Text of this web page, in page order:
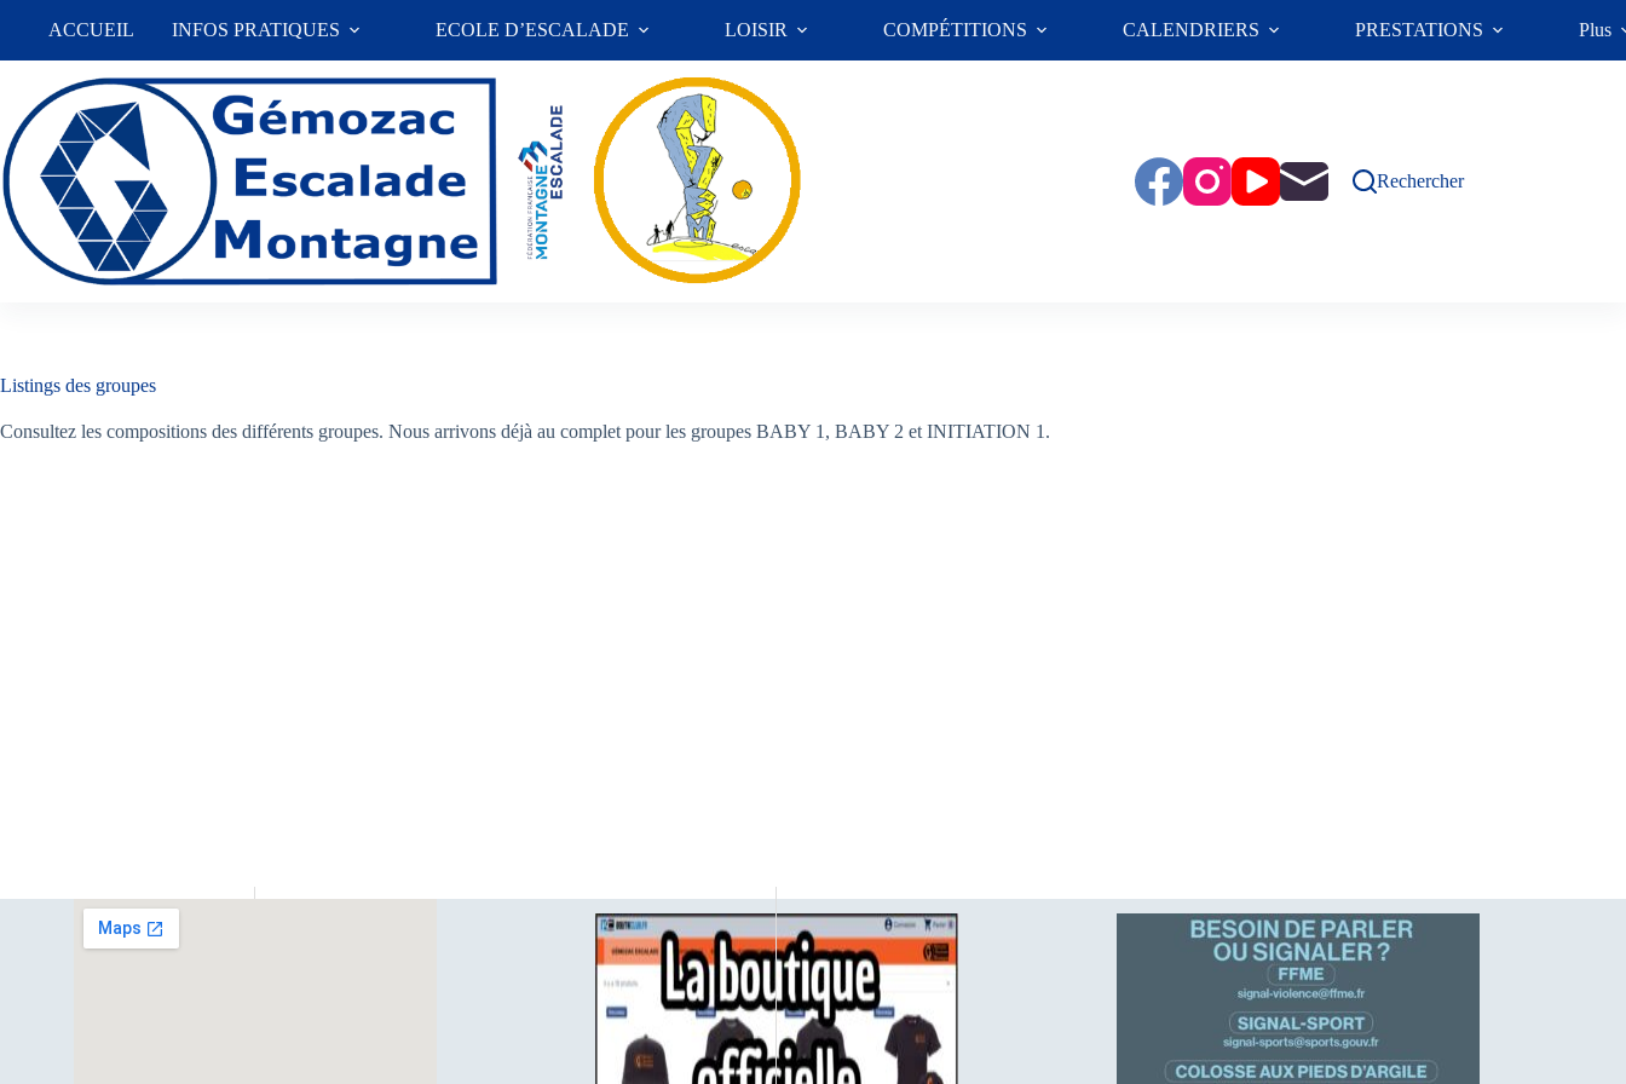
ACCUEIL INFOS PRATIQUES ECOLE D’ESCALADE LOISIR COMPÉTITIONS CALENDRIERS PRESTATIONS Plus
Rechercher
Listings des groupes
Consultez les compositions des différents groupes. Nous arrivons déjà au complet pour les groupes BABY 1, BABY 2 et INITIATION 1.